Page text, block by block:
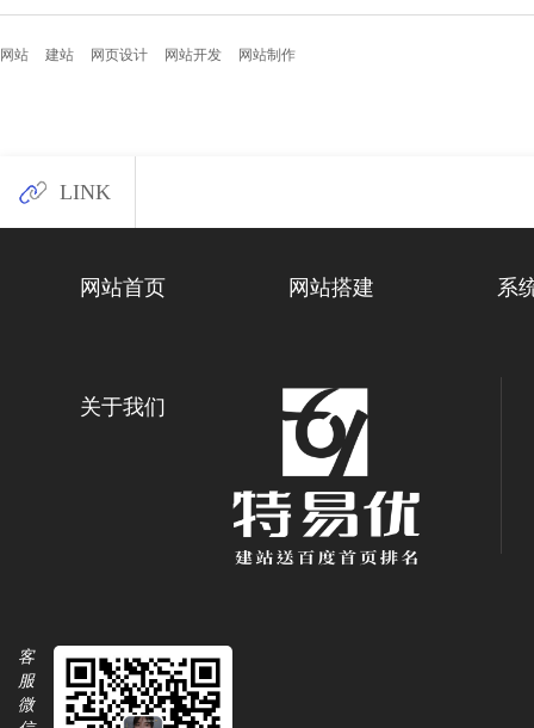
网站 建站 网页设计 网站开发 网站制作
LINK
网站首页 网站搭建 系
关于我们
客
服
微